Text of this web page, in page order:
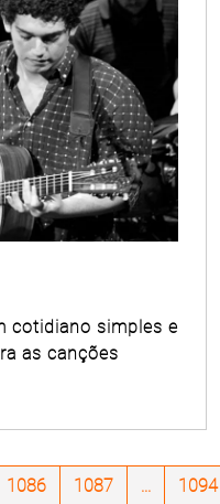
cotidiano simples e
as canções
1086 1087 ... 1094